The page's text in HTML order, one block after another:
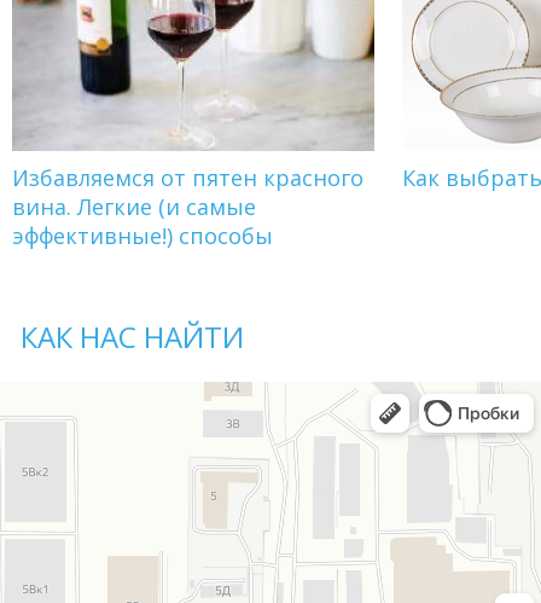
Избавляемся от пятен красного
вина. Легкие (и самые
эффективные!) способы
Как
КАК НАС НАЙТИ